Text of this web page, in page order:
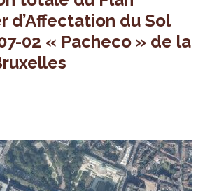
d’Affectation du Sol
02 « Pacheco » de la